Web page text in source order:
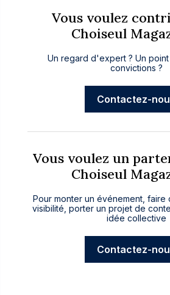
Vous voulez
Choiseul
Un regard d'expert ? Un
convictions ?
Contactez-
Vous voulez un
Choiseul
Pour monter un événement,
visibilité, porter un projet de
idée collective
Contactez-